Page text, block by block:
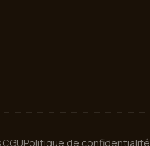
CGUPolitique de confidentialité